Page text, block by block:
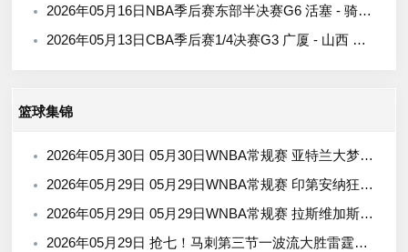
2026年05月16日NBA季后赛东部半决赛G6 活塞 - 骑士 全场录像
2026年05月13日CBA季后赛1/4决赛G3 广厦 - 山西 全场录像
篮球集锦
2026年05月30日 05月30日WNBA常规赛 亚特兰大梦想86-66波特兰火焰 全场集锦
2026年05月29日 05月29日WNBA常规赛 印第安纳狂热88-90金州女武神 全场集锦
2026年05月29日 05月29日WNBA常规赛 拉斯维加斯王牌87-95达拉斯飞翼 全场集锦
2026年05月29日 抢七！马刺第三节一波流大胜雷霆扳成3-3 文班28+10 SGA18中6